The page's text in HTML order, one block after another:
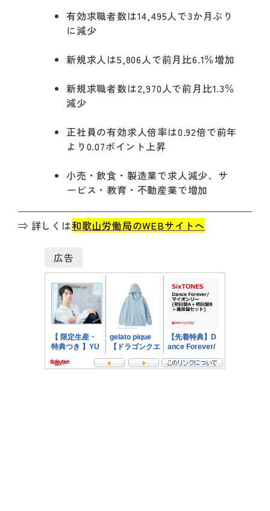
有効求職者数は14,495人で3か月ぶり
に減少
新規求人は5,806人で前月比6.1％増加
新規求職者数は2,970人で前月比1.3％
減少
正社員の有効求人倍率は0.92倍で前年
より0.07ポイント上昇
小売・飲食・製造業で求人減少、サ
ービス・教育・不動産業で増加
⇒ 詳しくは和歌山労働局のWEBサイトへ
広告